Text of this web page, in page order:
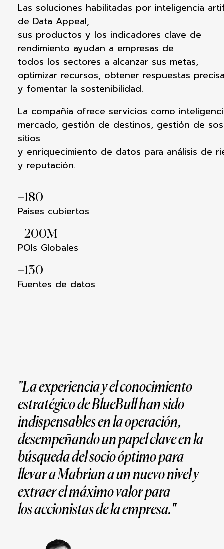
Las soluciones habilitadas por inteligencia
de Data Appeal,
sus productos y los indicadores clave de
rendimiento ayudan a empresas de
todos los sectores a alcanzar sus metas,
optimizar recursos, obtener respuestas
y fomentar la sostenibilidad.
La compañía ofrece servicios como
mercado, gestión de destinos, gestión de
sitios
y enriquecimiento de datos para análisis de
y reputación.
+180
Paises cubiertos
+200M
POIs Globales
+130
Fuentes de datos
"La experiencia y el conocimiento
estratégico deBlueBullhan sido
indispensablesen la operación,
desempeñando un papel clave en la
búsqueda del socio óptimopara
llevar aMabriana un nuevo nivel y
extraer el máximo valor para
losaccionistas de la empresa."